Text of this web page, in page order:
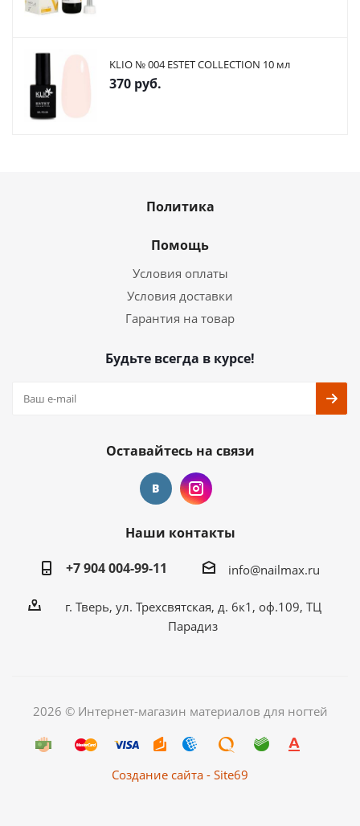
KLIO № 004 ESTET COLLECTION 10 мл
370 руб.
Политика
Помощь
Условия оплаты
Условия доставки
Гарантия на товар
Будьте всегда в курсе!
Оставайтесь на связи
Наши контакты
+7 904 004-99-11
info@nailmax.ru
г. Тверь, ул. Трехсвятская, д. 6к1, оф.109, ТЦ
Парадиз
2026 © Интернет-магазин материалов для ногтей
Создание сайта - Site69